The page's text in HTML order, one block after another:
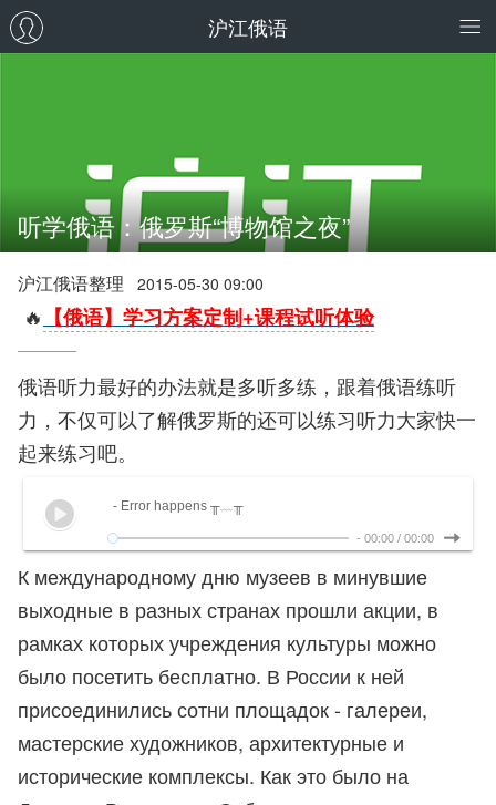
沪江俄语
听学俄语：俄罗斯“博物馆之夜”
沪江俄语整理 2015-05-30 09:00
🔥 【俄语】学习方案定制+课程试听体验
俄语听力最好的办法就是多听多练，跟着俄语练听
力，不仅可以了解俄罗斯的还可以练习听力大家快一
起来练习吧。
- Error happens ╥﹏╥
- 00:00 / 00:00
К международному дню музеев в минувшие
выходные в разных странах прошли акции, в
рамках которых учреждения культуры можно
было посетить бесплатно. В России к ней
присоединились сотни площадок - галереи,
мастерские художников, архитектурные и
исторические комплексы. Как это было на